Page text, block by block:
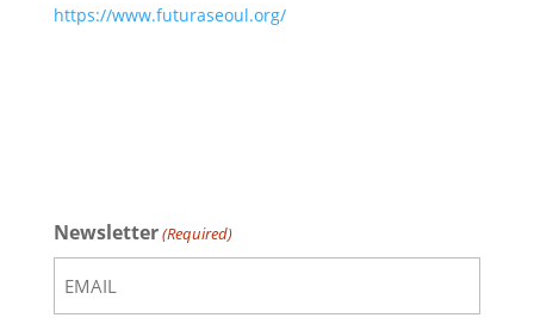
https://www.futuraseoul.org/
Newsletter(Required)